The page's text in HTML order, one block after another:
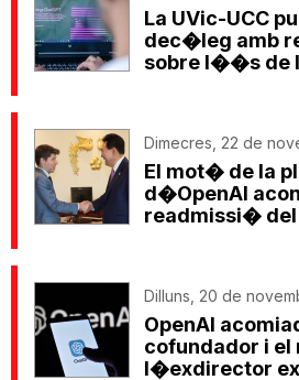
La UVic-UCC
dec�leg amb
sobre l��s de
Dimecres, 22 de
El mot� de la
d�OpenAI
readmissi� del
Dilluns, 20 de
OpenAI
cofundador i el
l�exdirector